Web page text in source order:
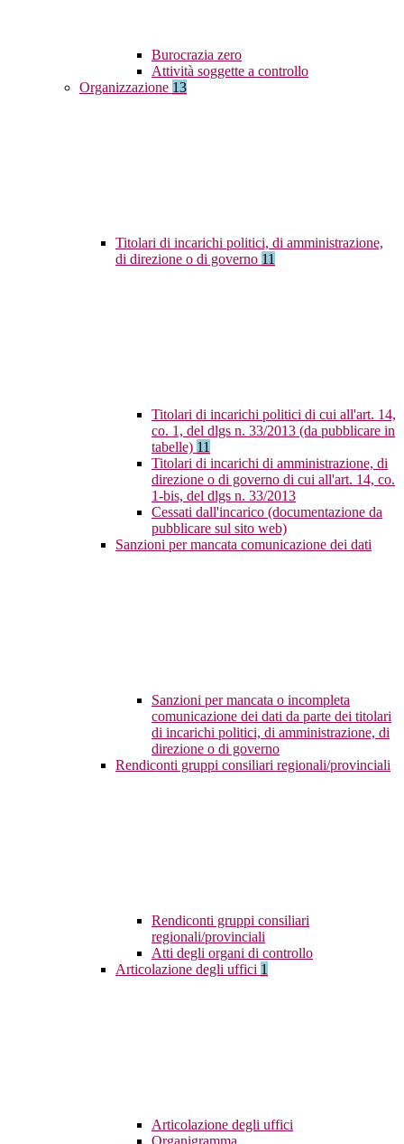
Burocrazia zero
Attività soggette a controllo
Organizzazione 13
Titolari di incarichi politici, di amministrazione,
di direzione o di governo 11
Titolari di incarichi politici di cui all'art. 14,
co. 1, del dlgs n. 33/2013 (da pubblicare in
tabelle) 11
Titolari di incarichi di amministrazione, di
direzione o di governo di cui all'art. 14, co.
1-bis, del dlgs n. 33/2013
Cessati dall'incarico (documentazione da
pubblicare sul sito web)
Sanzioni per mancata comunicazione dei dati
Sanzioni per mancata o incompleta
comunicazione dei dati da parte dei titolari
di incarichi politici, di amministrazione, di
direzione o di governo
Rendiconti gruppi consiliari regionali/provinciali
Rendiconti gruppi consiliari
regionali/provinciali
Atti degli organi di controllo
Articolazione degli uffici 1
Articolazione degli uffici